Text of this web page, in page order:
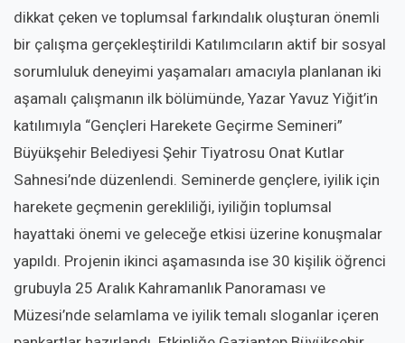
dikkat çeken ve toplumsal farkındalık oluşturan önemli
bir çalışma gerçekleştirildi Katılımcıların aktif bir sosyal
sorumluluk deneyimi yaşamaları amacıyla planlanan iki
aşamalı çalışmanın ilk bölümünde, Yazar Yavuz Yiğit’in
katılımıyla “Gençleri Harekete Geçirme Semineri”
Büyükşehir Belediyesi Şehir Tiyatrosu Onat Kutlar
Sahnesi’nde düzenlendi. Seminerde gençlere, iyilik için
harekete geçmenin gerekliliği, iyiliğin toplumsal
hayattaki önemi ve geleceğe etkisi üzerine konuşmalar
yapıldı. Projenin ikinci aşamasında ise 30 kişilik öğrenci
grubuyla 25 Aralık Kahramanlık Panoraması ve
Müzesi’nde selamlama ve iyilik temalı sloganlar içeren